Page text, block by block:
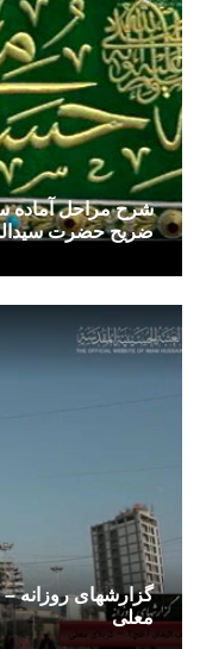
شرح مراحل آماده
ضریح حضرت
گزارشهای روزانه
معلی